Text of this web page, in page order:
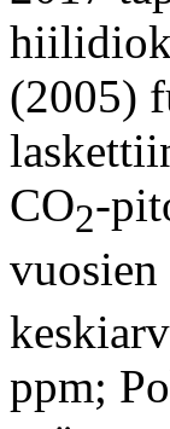
(2005)
CO2-
ppm;